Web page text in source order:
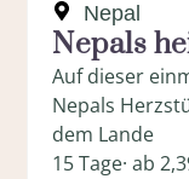
Nepal
Nepals
Auf dieser
Nepals
dem Lande
15 Tage· ab